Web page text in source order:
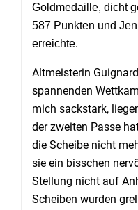
Goldmedaille, dicht
587 Punkten und
erreichte.
Altmeisterin
spannenden
mich sackstark,
der zweiten Passe
die Scheibe nicht
sie ein bisschen
Stellung nicht auf
Scheiben wurden